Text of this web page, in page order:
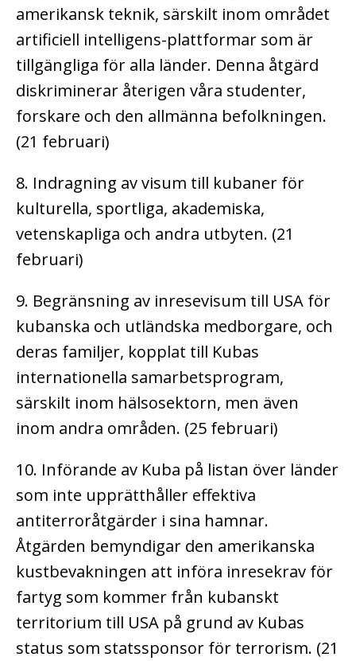
amerikansk teknik, särskilt inom området
artificiell intelligens-plattformar som är
tillgängliga för alla länder. Denna åtgärd
diskriminerar återigen våra studenter,
forskare och den allmänna befolkningen.
(21 februari)
8. Indragning av visum till kubaner för
kulturella, sportliga, akademiska,
vetenskapliga och andra utbyten. (21
februari)
9. Begränsning av inresevisum till USA för
kubanska och utländska medborgare, och
deras familjer, kopplat till Kubas
internationella samarbetsprogram,
särskilt inom hälsosektorn, men även
inom andra områden. (25 februari)
10. Införande av Kuba på listan över länder
som inte upprätthåller effektiva
antiterroråtgärder i sina hamnar.
Åtgärden bemyndigar den amerikanska
kustbevakningen att införa inresekrav för
fartyg som kommer från kubanskt
territorium till USA på grund av Kubas
status som statssponsor för terrorism. (21